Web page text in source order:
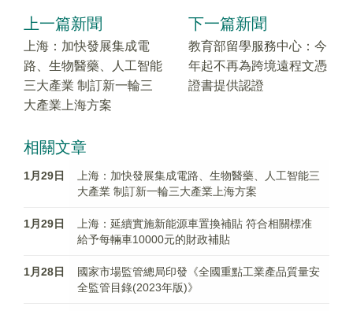
上一篇新聞
上海：加快發展集成電
路、生物醫藥、人工智能
三大產業 制訂新一輪三
大產業上海方案
下一篇新聞
教育部留學服務中心：今
年起不再為跨境遠程文憑
證書提供認證
相關文章
1月29日
上海：加快發展集成電路、生物醫藥、人工智能三
大產業 制訂新一輪三大產業上海方案
1月29日
上海：延續實施新能源車置換補貼 符合相關標准
給予每輛車10000元的財政補貼
1月28日
國家市場監管總局印發《全國重點工業產品質量安
全監管目錄(2023年版)》